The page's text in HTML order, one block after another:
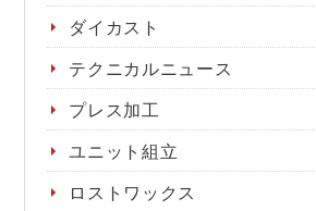
ダイカスト
テクニカルニュース
プレス加工
ユニット組立
ロストワックス